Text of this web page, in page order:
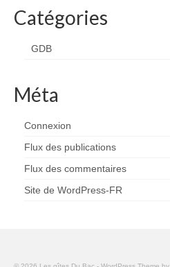
Catégories
GDB
Méta
Connexion
Flux des publications
Flux des commentaires
Site de WordPress-FR